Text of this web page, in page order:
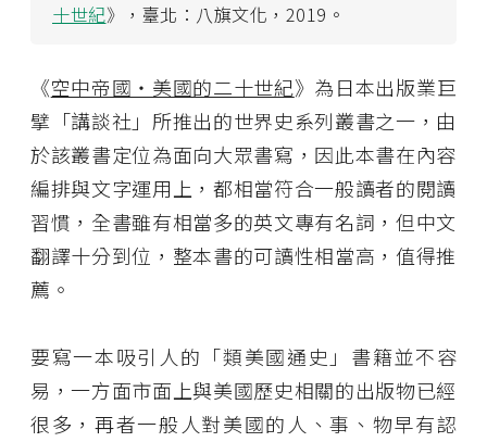
十世紀》，臺北：八旗文化，2019。
《空中帝國・美國的二十世紀》為日本出版業巨
擘「講談社」所推出的世界史系列叢書之一，由
於該叢書定位為面向大眾書寫，因此本書在內容
編排與文字運用上，都相當符合一般讀者的閱讀
習慣，全書雖有相當多的英文專有名詞，但中文
翻譯十分到位，整本書的可讀性相當高，值得推
薦。
要寫一本吸引人的「類美國通史」書籍並不容
易，一方面市面上與美國歷史相關的出版物已經
很多，再者一般人對美國的人、事、物早有認